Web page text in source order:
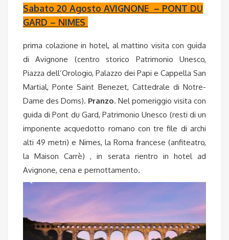
Sabato 20 Agosto AVIGNONE – PONT DU
GARD – NIMES
prima colazione in hotel, al mattino visita con guida
di Avignone (centro storico Patrimonio Unesco,
Piazza dell’Orologio, Palazzo dei Papi e Cappella San
Martial, Ponte Saint Benezet, Cattedrale di Notre-
Dame des Doms). Pranzo. Nel pomeriggio visita con
guida di Pont du Gard, Patrimonio Unesco (resti di un
imponente acquedotto romano con tre file di archi
alti 49 metri) e Nimes, la Roma francese (anfiteatro,
la Maison Carrè) , in serata rientro in hotel ad
Avignone, cena e pernottamento.